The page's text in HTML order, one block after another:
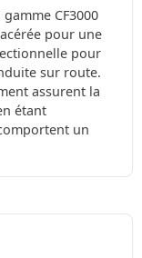
CF3000
pour une
pour
sur route.
assurent la
étant
un